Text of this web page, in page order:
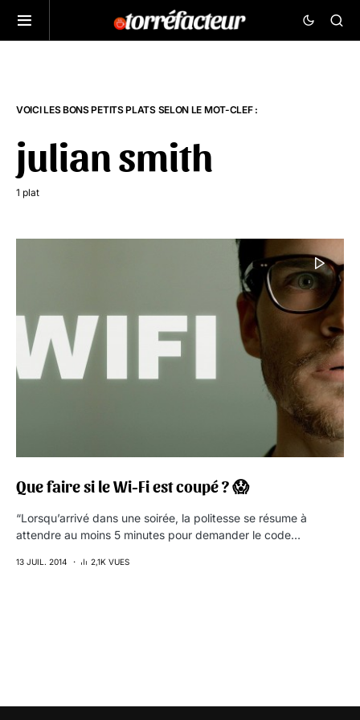
VOICI LES BONS PETITS PLATS SELON LE MOT-CLEF :
julian smith
1 plat
Que faire si le Wi-Fi est coupé ? 😱
“Lorsqu’arrivé dans une soirée, la politesse se résume à
attendre au moins 5 minutes pour demander le code…
13 JUIL. 2014 2,1K VUES